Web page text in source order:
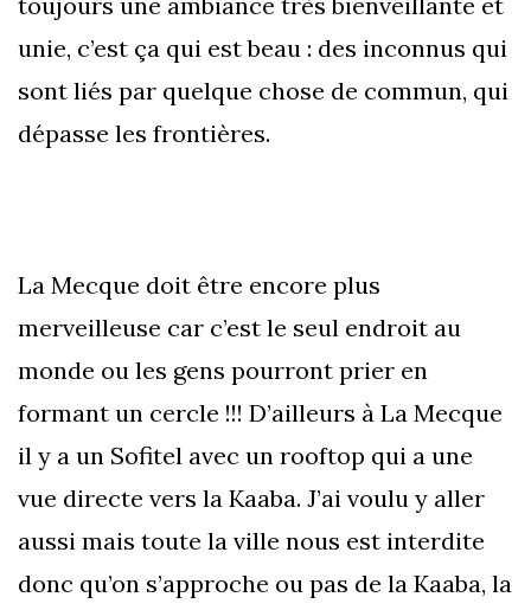
unie, c’est ça qui est beau : des inconnus qui
sont liés par quelque chose de commun, qui
dépasse les frontières.
La Mecque doit être encore plus
merveilleuse car c’est le seul endroit au
monde ou les gens pourront prier en
formant un cercle !!! D’ailleurs à La Mecque
il y a un Sofitel avec un rooftop qui a une
vue directe vers la Kaaba. J’ai voulu y aller
aussi mais toute la ville nous est interdite
donc qu’on s’approche ou pas de la Kaaba, la